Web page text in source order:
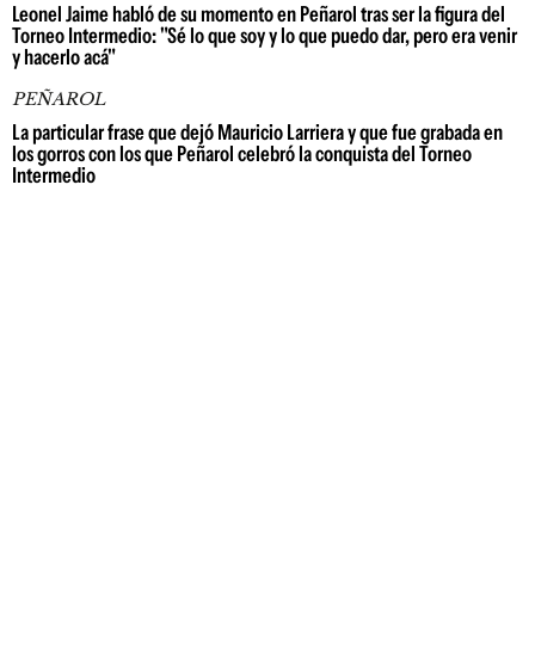
Leonel Jaime habló de su momento en Peñarol tras ser la figura del
Torneo Intermedio: "Sé lo que soy y lo que puedo dar, pero era venir
y hacerlo acá"
PEÑAROL
La particular frase que dejó Mauricio Larriera y que fue grabada en
los gorros con los que Peñarol celebró la conquista del Torneo
Intermedio